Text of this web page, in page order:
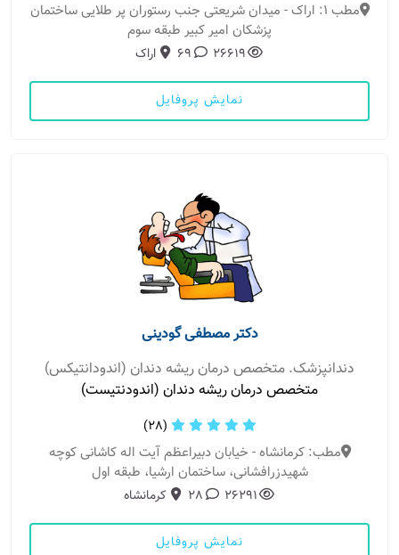
مطب 1: اراک - میدان شریعتی جنب رستوران پر طلایی ساختمان
پزشکان امیر کبیر طبقه سوم
26619
69 اراک
نمایش پروفایل
دکتر مصطفی گودینی
دندانپزشک. متخصص درمان ریشه دندان (اندودانتیکس)
متخصص درمان ریشه دندان (اندودنتیست)
(28)
مطب: کرمانشاه - خیابان دبیراعظم آیت اله کاشانی کوچه
شهیدزرافشانی، ساختمان ارشیا، طبقه اول
26291
28 کرمانشاه
نمایش پروفایل